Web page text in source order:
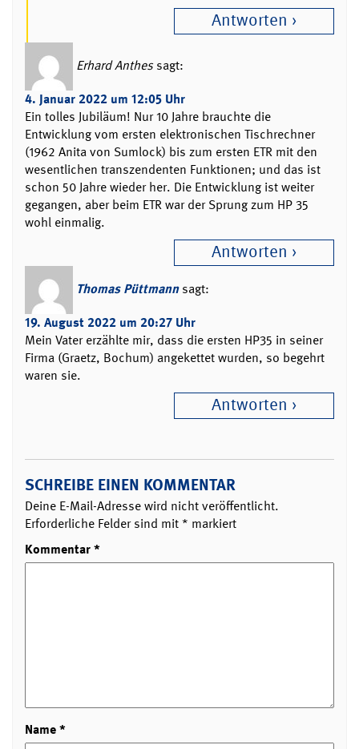
Antworten
Erhard Anthes sagt:
4. Januar 2022 um 12:05 Uhr
Ein tolles Jubiläum! Nur 10 Jahre brauchte die
Entwicklung vom ersten elektronischen Tischrechner
(1962 Anita von Sumlock) bis zum ersten ETR mit den
wesentlichen transzendenten Funktionen; und das ist
schon 50 Jahre wieder her. Die Entwicklung ist weiter
gegangen, aber beim ETR war der Sprung zum HP 35
wohl einmalig.
Antworten
Thomas Püttmann sagt:
19. August 2022 um 20:27 Uhr
Mein Vater erzählte mir, dass die ersten HP35 in seiner
Firma (Graetz, Bochum) angekettet wurden, so begehrt
waren sie.
Antworten
SCHREIBE EINEN KOMMENTAR
Deine E-Mail-Adresse wird nicht veröffentlicht.
Erforderliche Felder sind mit * markiert
Kommentar*
Name*